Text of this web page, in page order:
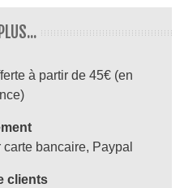
à partir de 45€ (en
bancaire, Paypal
clients